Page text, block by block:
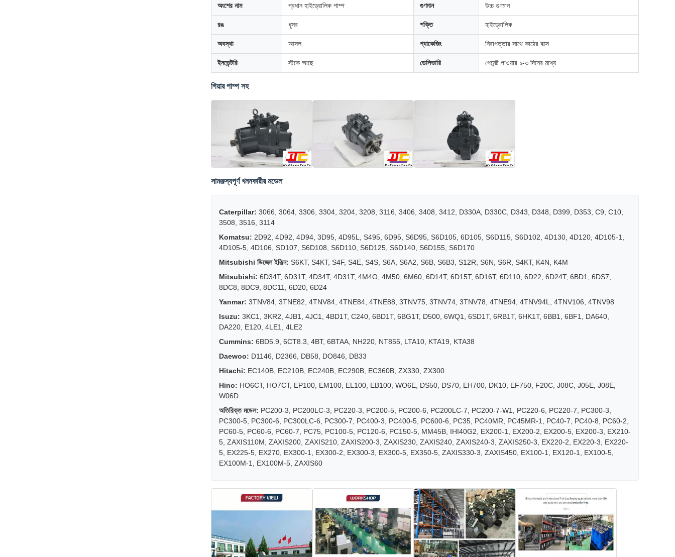
অংশের নাম প্রধান হাইড্রোলিক পাম্প গুণমান উচ্চ গুণমান
রঙ ধূসর শক্তি হাইড্রোলিক
অবস্থা আসল প্যাকেজিং নিরাপত্তার সাথে কাঠের বাক্স
ইনভেন্টরি স্টকে আছে ডেলিভারি পেমেন্ট পাওয়ার ১-৩ দিনের মধ্যে
গিয়ার পাম্প সহ
সামঞ্জস্যপূর্ণ খননকারীর মডেল
Caterpillar: 3066, 3064, 3306, 3304, 3204, 3208, 3116, 3406, 3408, 3412, D330A, D330C, D343, D348, D399, D353, C9, C10,
3508, 3516, 3114
Komatsu: 2D92, 4D92, 4D94, 3D95, 4D95L, S495, 6D95, S6D95, S6D105, 6D105, S6D115, S6D102, 4D130, 4D120, 4D105-1,
4D105-5, 4D106, SD107, S6D108, S6D110, S6D125, S6D140, S6D155, S6D170
Mitsubishi ডিজেল ইঞ্জিন: S6KT, S4KT, S4F, S4E, S4S, S6A, S6A2, S6B, S6B3, S12R, S6N, S6R, S4KT, K4N, K4M
Mitsubishi: 6D34T, 6D31T, 4D34T, 4D31T, 4M4O, 4M50, 6M60, 6D14T, 6D15T, 6D16T, 6D110, 6D22, 6D24T, 6BD1, 6DS7,
8DC8, 8DC9, 8DC11, 6D20, 6D24
Yanmar: 3TNV84, 3TNE82, 4TNV84, 4TNE84, 4TNE88, 3TNV75, 3TNV74, 3TNV78, 4TNE94, 4TNV94L, 4TNV106, 4TNV98
Isuzu: 3KC1, 3KR2, 4JB1, 4JC1, 4BD1T, C240, 6BD1T, 6BG1T, D500, 6WQ1, 6SD1T, 6RB1T, 6HK1T, 6BB1, 6BF1, DA640,
DA220, E120, 4LE1, 4LE2
Cummins: 6BD5.9, 6CT8.3, 4BT, 6BTAA, NH220, NT855, LTA10, KTA19, KTA38
Daewoo: D1146, D2366, DB58, DO846, DB33
Hitachi: EC140B, EC210B, EC240B, EC290B, EC360B, ZX330, ZX300
Hino: HO6CT, HO7CT, EP100, EM100, EL100, EB100, WO6E, DS50, DS70, EH700, DK10, EF750, F20C, J08C, J05E, J08E,
W06D
অতিরিক্ত মডেল: PC200-3, PC200LC-3, PC220-3, PC200-5, PC200-6, PC200LC-7, PC200-7-W1, PC220-6, PC220-7, PC300-3,
PC300-5, PC300-6, PC300LC-6, PC300-7, PC400-3, PC400-5, PC600-6, PC35, PC40MR, PC45MR-1, PC40-7, PC40-8, PC60-2,
PC60-5, PC60-6, PC60-7, PC75, PC100-5, PC120-6, PC150-5, MM45B, IHI40G2, EX200-1, EX200-2, EX200-5, EX200-3, EX210-
5, ZAXIS110M, ZAXIS200, ZAXIS210, ZAXIS200-3, ZAXIS230, ZAXIS240, ZAXIS240-3, ZAXIS250-3, EX220-2, EX220-3, EX220-
5, EX225-5, EX270, EX300-1, EX300-2, EX300-3, EX300-5, EX350-5, ZAXIS330-3, ZAXIS450, EX100-1, EX120-1, EX100-5,
EX100M-1, EX100M-5, ZAXIS60